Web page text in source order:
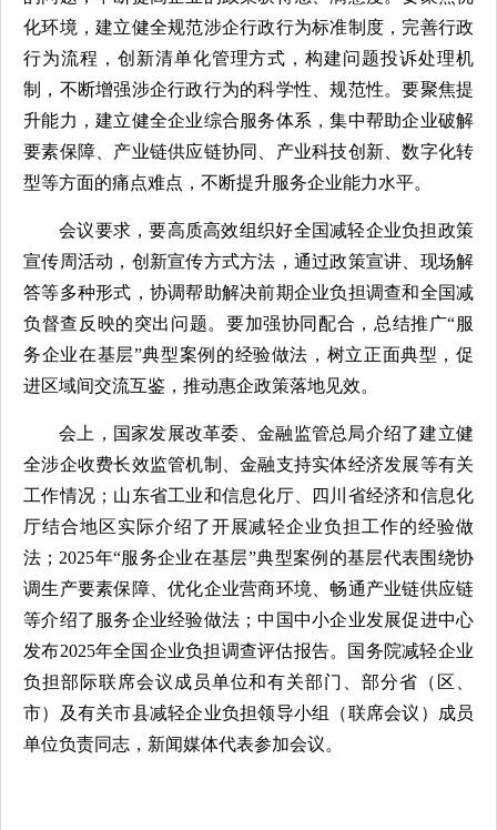
化环境，建立健全规范涉企行政行为标准制度，完善行政
行为流程，创新清单化管理方式，构建问题投诉处理机
制，不断增强涉企行政行为的科学性、规范性。要聚焦提
升能力，建立健全企业综合服务体系，集中帮助企业破解
要素保障、产业链供应链协同、产业科技创新、数字化转
型等方面的痛点难点，不断提升服务企业能力水平。
会议要求，要高质高效组织好全国减轻企业负担政策
宣传周活动，创新宣传方式方法，通过政策宣讲、现场解
答等多种形式，协调帮助解决前期企业负担调查和全国减
负督查反映的突出问题。要加强协同配合，总结推广“服
务企业在基层”典型案例的经验做法，树立正面典型，促
进区域间交流互鉴，推动惠企政策落地见效。
会上，国家发展改革委、金融监管总局介绍了建立健
全涉企收费长效监管机制、金融支持实体经济发展等有关
工作情况；山东省工业和信息化厅、四川省经济和信息化
厅结合地区实际介绍了开展减轻企业负担工作的经验做
法；2025年“服务企业在基层”典型案例的基层代表围绕协
调生产要素保障、优化企业营商环境、畅通产业链供应链
等介绍了服务企业经验做法；中国中小企业发展促进中心
发布2025年全国企业负担调查评估报告。国务院减轻企业
负担部际联席会议成员单位和有关部门、部分省（区、
市）及有关市县减轻企业负担领导小组（联席会议）成员
单位负责同志，新闻媒体代表参加会议。